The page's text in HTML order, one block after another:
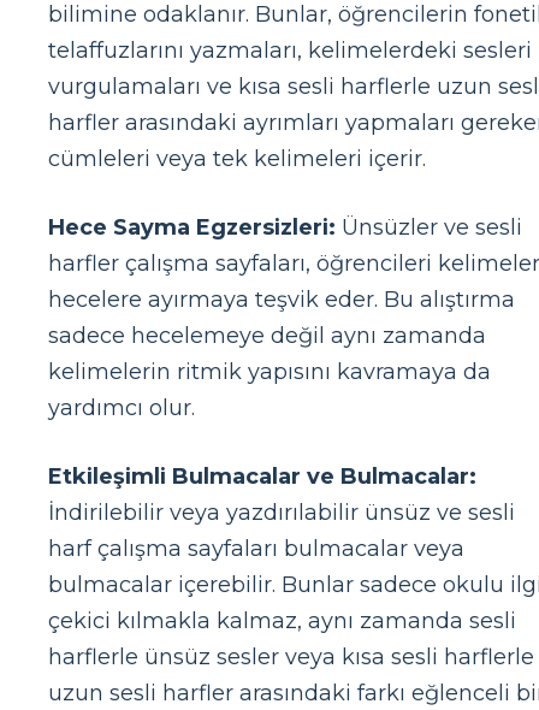
bilimine odaklanır. Bunlar, öğrencilerin
telaffuzlarını yazmaları, kelimelerdeki sesleri
vurgulamaları ve kısa sesli harflerle uzun
harfler arasındaki ayrımları yapmaları
cümleleri veya tek kelimeleri içerir.
Hece Sayma Egzersizleri: Ünsüzler ve sesli
harfler çalışma sayfaları, öğrencileri
hecelere ayırmaya teşvik eder. Bu alıştırma
sadece hecelemeye değil aynı zamanda
kelimelerin ritmik yapısını kavramaya da
yardımcı olur.
Etkileşimli Bulmacalar ve Bulmacalar:
İndirilebilir veya yazdırılabilir ünsüz ve sesli
harf çalışma sayfaları bulmacalar veya
bulmacalar içerebilir. Bunlar sadece okulu
çekici kılmakla kalmaz, aynı zamanda sesli
harflerle ünsüz sesler veya kısa sesli harflerle
uzun sesli harfler arasındaki farkı eğlenceli